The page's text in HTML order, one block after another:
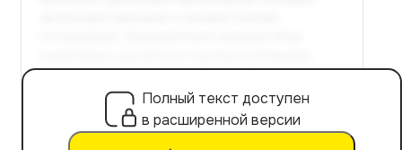
Полный текст доступен
в расширенной версии